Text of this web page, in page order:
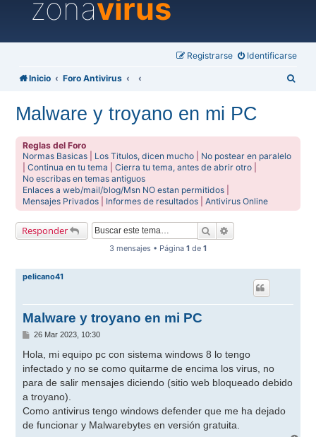
zonavirus
Identificarse
Registrarse
Inicio Foro Antivirus
Malware y troyano en mi PC
Reglas del Foro
Normas Basicas
Los Titulos, dicen mucho
No postear en paralelo
|Continua en tu tema |Cierra tu tema, antes de abrir otro
No escribas en temas antiguos
Enlaces a web/mail/blog/Msn NO estan permitidos
Mensajes Privados
Informes de resultados |Antivirus Online
Responder Buscar
3 mensajes • Página 1 de 1
pelicano41
Malware y troyano en mi PC
M
n
a
j
e
26 Mar 2023, 10:30
Hola, mi equipo pc con sistema windows 8 lo tengo
infectado y no se como quitarme de encima los virus, no
para de salir mensajes diciendo (sitio web bloqueado debido
a troyano).
Como antivirus tengo windows defender que me ha dejado
de funcionar y Malwarebytes en versión gratuita.